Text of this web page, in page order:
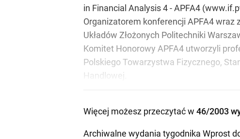
in Financial Analysis 4 - APFA4
Organizatorem konferencji APFA4 wraz
Układów Złożonych Politechniki
Komitet Honorowy APFA4 utworzyli
Polskiego Towarzystwa Fizycznego,
Handlowej.
Więcej możesz przeczytać w 46/2003
Archiwalne wydania tygodnika Wprost